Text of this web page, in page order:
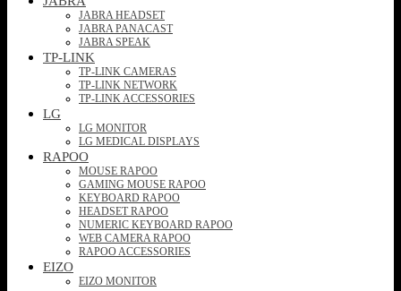
JABRA HEADSET
JABRA PANACAST
JABRA SPEAK
TP-LINK
TP-LINK CAMERAS
TP-LINK NETWORK
TP-LINK ACCESSORIES
LG
LG MONITOR
LG MEDICAL DISPLAYS
RAPOO
MOUSE RAPOO
GAMING MOUSE RAPOO
KEYBOARD RAPOO
HEADSET RAPOO
NUMERIC KEYBOARD RAPOO
WEB CAMERA RAPOO
RAPOO ACCESSORIES
EIZO
EIZO MONITOR